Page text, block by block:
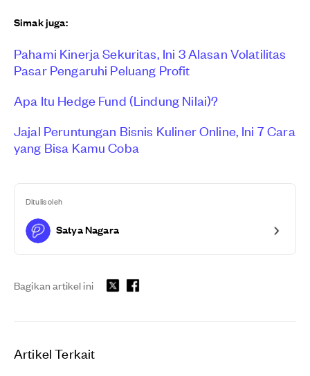
Simak juga:
Pahami Kinerja Sekuritas, Ini 3 Alasan Volatilitas
Pasar Pengaruhi Peluang Profit
Apa Itu Hedge Fund (Lindung Nilai)?
Jajal Peruntungan Bisnis Kuliner Online, Ini 7 Cara
yang Bisa Kamu Coba
Ditulis oleh
Satya Nagara
Bagikan artikel ini
Artikel Terkait